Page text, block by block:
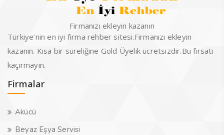
Firmanızı ekleyin kazanın
Türkiye’nin en iyi firma rehber sitesi.Firmanızı ekleyin
kazanın. Kısa bir süreliğine Gold Üyelik ücretsizdir.Bu fırsatı
kaçırmayın.
Firmalar
Akücü
Beyaz Eşya Servisi